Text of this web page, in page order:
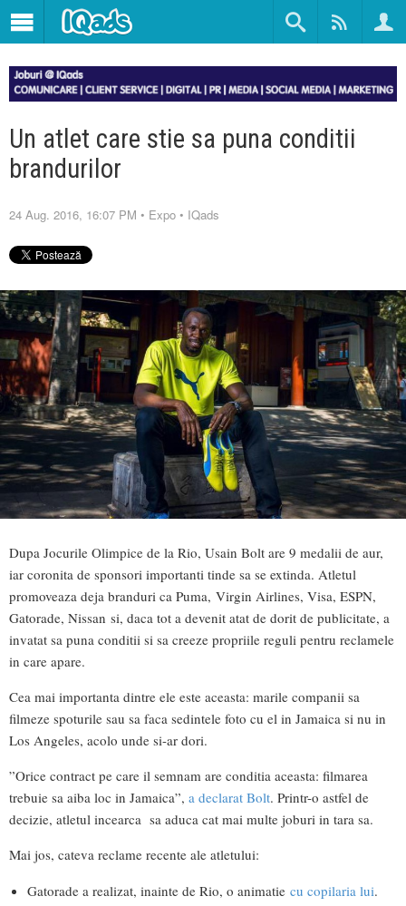
Un atlet care stie sa puna conditii
brandurilor
24 Aug. 2016, 16:07 PM • Expo • IQads
Dupa Jocurile Olimpice de la Rio, Usain Bolt are 9 medalii de aur,
iar coronita de sponsori importanti tinde sa se extinda. Atletul
promoveaza deja branduri ca Puma, Virgin Airlines, Visa, ESPN,
Gatorade, Nissan si, daca tot a devenit atat de dorit de publicitate, a
invatat sa puna conditii si sa creeze propriile reguli pentru reclamele
in care apare.
Cea mai importanta dintre ele este aceasta: marile companii sa
filmeze spoturile sau sa faca sedintele foto cu el in Jamaica si nu in
Los Angeles, acolo unde si-ar dori.
”Orice contract pe care il semnam are conditia aceasta: filmarea
trebuie sa aiba loc in Jamaica”, a declarat Bolt. Printr-o astfel de
decizie, atletul incearca sa aduca cat mai multe joburi in tara sa.
Mai jos, cateva reclame recente ale atletului:
Gatorade a realizat, inainte de Rio, o animatie cu copilaria lui.